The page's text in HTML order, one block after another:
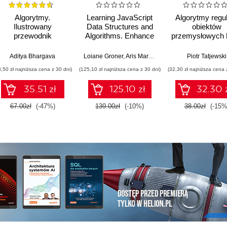
Algorytmy.
Ilustrowany
przewodnik
Aditya Bhargava
zł najniższa cena z 30 dni)
35.51 zł
67.00zł (-47%)
Learning JavaScript
Data Structures and
Algorithms. Enhance
skills in JavaScript
Fourth Edition
Loiane Groner,Aris Markogiannakis Daniel
(125,10 zł najniższa cena z 30 dni)
125.10 zł
139.00zł (-10%)
Algorytmy
obiektów
przemysłowych
Piotr Tatjewski
(32,30 zł najniższa cena
32.30
38.00zł (-